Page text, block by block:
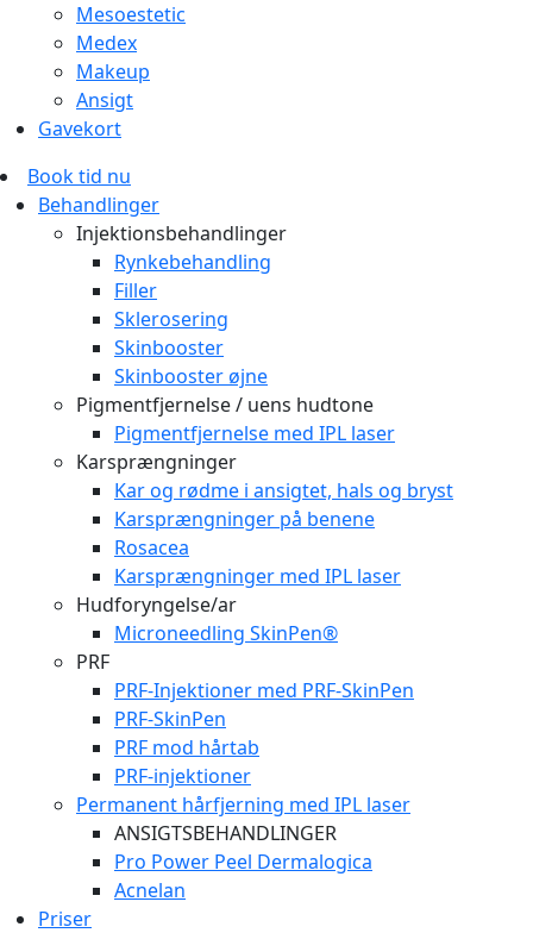
Mesoestetic
Medex
Makeup
Ansigt
Gavekort
Book tid nu
Behandlinger
Injektionsbehandlinger
Rynkebehandling
Filler
Sklerosering
Skinbooster
Skinbooster øjne
Pigmentfjernelse / uens hudtone
Pigmentfjernelse med IPL laser
Karsprængninger
Kar og rødme i ansigtet, hals og bryst
Karsprængninger på benene
Rosacea
Karsprængninger med IPL laser
Hudforyngelse/ar
Microneedling SkinPen®
PRF
PRF-Injektioner med PRF-SkinPen
PRF-SkinPen
PRF mod hårtab
PRF-injektioner
Permanent hårfjerning med IPL laser
ANSIGTSBEHANDLINGER
Pro Power Peel Dermalogica
Acnelan
Priser